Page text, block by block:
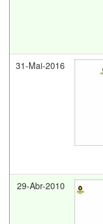
31-Mai-2016
29-Abr-2010